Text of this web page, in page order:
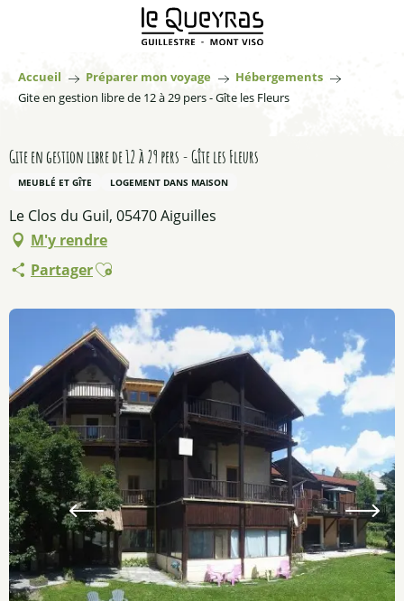
principal
Accueil Préparer mon voyage
Hébergements
Gite en gestion libre de 12 à 29 pers - Gîte les Fleurs
Gite en gestion libre de 12 à 29 pers - Gîte les Fleurs
MEUBLÉ ET GÎTE LOGEMENT DANS MAISON
Le Clos du Guil, 05470 Aiguilles
M'y rendre
PartagerAjouter aux favoris